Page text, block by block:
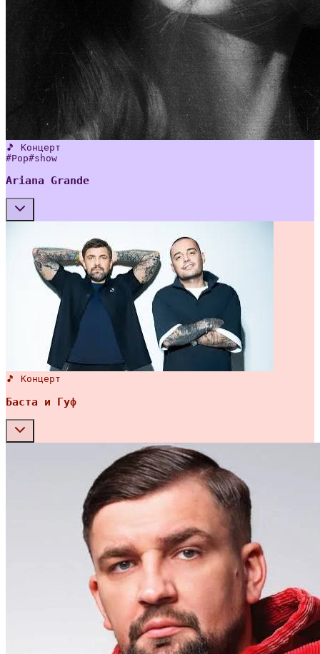
🎵 Концерт
#Pop#show
Ariana Grande
🎵 Концерт
Баста и Гуф